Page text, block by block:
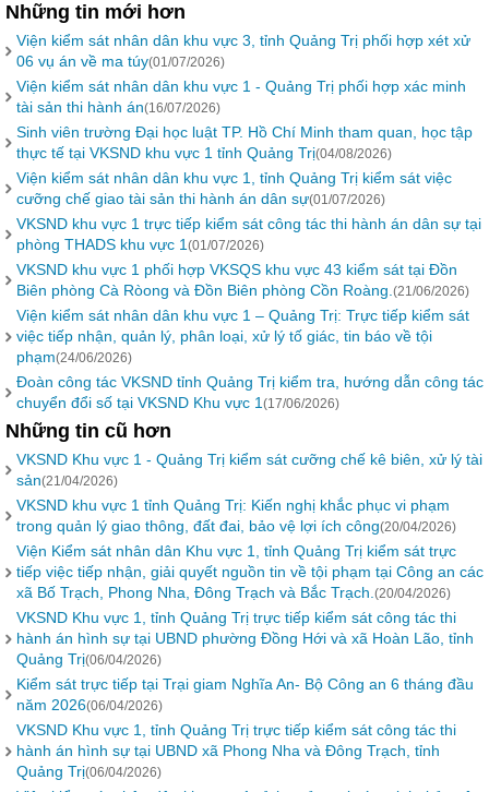
Những tin mới hơn
Viện kiểm sát nhân dân khu vực 3, tỉnh Quảng Trị phối hợp xét xử
06 vụ án về ma túy(01/07/2026)
Viện kiểm sát nhân dân khu vực 1 - Quảng Trị phối hợp xác minh
tài sản thi hành án(16/07/2026)
Sinh viên trường Đại học luật TP. Hồ Chí Minh tham quan, học tập
thực tế tại VKSND khu vực 1 tỉnh Quảng Trị(04/08/2026)
Viện kiểm sát nhân dân khu vực 1, tỉnh Quảng Trị kiểm sát việc
cưỡng chế giao tài sản thi hành án dân sự(01/07/2026)
VKSND khu vực 1 trực tiếp kiểm sát công tác thi hành án dân sự tại
phòng THADS khu vực 1 (01/07/2026)
VKSND khu vực 1 phối hợp VKSQS khu vực 43 kiểm sát tại Đồn
Biên phòng Cà Ròong và Đồn Biên phòng Cồn Roàng. (21/06/2026)
Viện kiểm sát nhân dân khu vực 1 – Quảng Trị: Trực tiếp kiểm sát
việc tiếp nhận, quản lý, phân loại, xử lý tố giác, tin báo về tội
phạm(24/06/2026)
Đoàn công tác VKSND tỉnh Quảng Trị kiểm tra, hướng dẫn công tác
chuyển đổi số tại VKSND Khu vực 1 (17/06/2026)
Những tin cũ hơn
VKSND Khu vực 1 - Quảng Trị kiểm sát cưỡng chế kê biên, xử lý tài
sản(21/04/2026)
VKSND khu vực 1 tỉnh Quảng Trị: Kiến nghị khắc phục vi phạm
trong quản lý giao thông, đất đai, bảo vệ lợi ích công(20/04/2026)
Viện Kiểm sát nhân dân Khu vực 1, tỉnh Quảng Trị kiểm sát trực
tiếp việc tiếp nhận, giải quyết nguồn tin về tội phạm tại Công an các
xã Bố Trạch, Phong Nha, Đông Trạch và Bắc Trạch. (20/04/2026)
VKSND Khu vực 1, tỉnh Quảng Trị trực tiếp kiểm sát công tác thi
hành án hình sự tại UBND phường Đồng Hới và xã Hoàn Lão, tỉnh
Quảng Trị(06/04/2026)
Kiểm sát trực tiếp tại Trại giam Nghĩa An- Bộ Công an 6 tháng đầu
năm 2026(06/04/2026)
VKSND Khu vực 1, tỉnh Quảng Trị trực tiếp kiểm sát công tác thi
hành án hình sự tại UBND xã Phong Nha và Đông Trạch, tỉnh
Quảng Trị(06/04/2026)